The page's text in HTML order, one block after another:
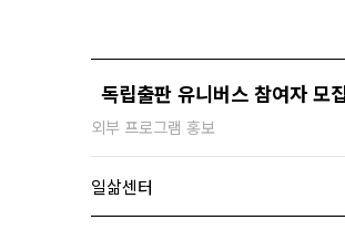
독립출판 유니버스 참여자 모
외부 프로그램 홍보
일삶센터